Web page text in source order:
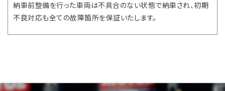
納車前整備を行った車両は不具合のない状態で納車され、初期
不良対応も全ての故障箇所を保証いたします。